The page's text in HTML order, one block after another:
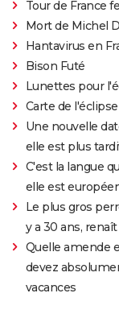
Tour de France
Mort de Michel
Hantavirus en
Bison Futé
Lunettes pour
Carte de
Une nouvelle
elle est plus
C'est la langue
elle est
Le plus gros
y a 30 ans,
Quelle amende
devez
vacances